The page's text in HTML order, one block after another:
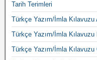
Tarih Terimleri
Türkçe Yazım/İmla Kılavuzu
Türkçe Yazım/İmla Kılavuzu
Türkçe Yazım/İmla Kılavuzu